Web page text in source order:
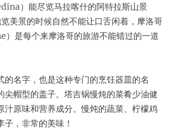
）能尽览马拉喀什的阿特拉斯山景
美景的时候自然不能让口舌闲着，摩洛哥
是每个来摩洛哥的旅游不能错过的一道
的名字，也是这种专门的烹饪器皿的名
尖帽型的盖子。塔吉锅慢炖的菜肴少油健
汁原味和营养成分。慢炖的蔬菜、柠檬鸡
，非常的美味！